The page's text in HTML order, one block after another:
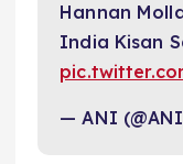
Hannan
India Kisan
— ANI